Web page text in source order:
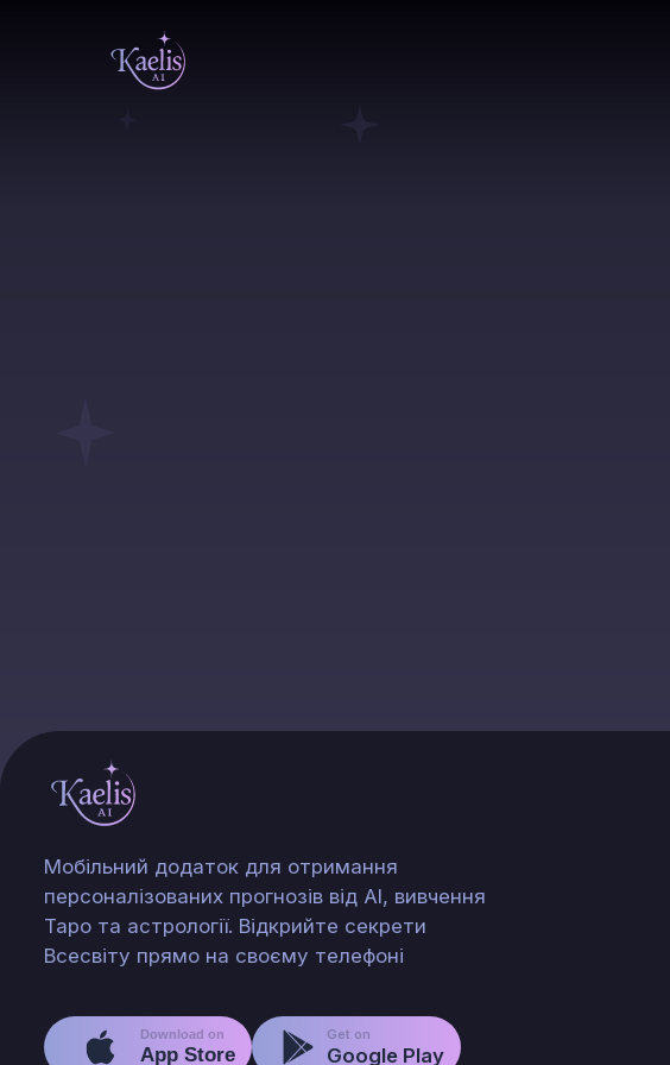
Мобільний додаток для отримання
персоналізованих прогнозів від AI, вивчення
Таро та астрології. Відкрийте секрети
Всесвіту прямо на своєму телефоні
Download on
App Store
Get on
Google Play